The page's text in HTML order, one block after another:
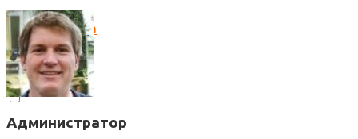
Справка
Администратор